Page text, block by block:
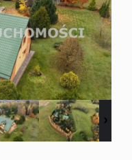
Oferta
Rynek